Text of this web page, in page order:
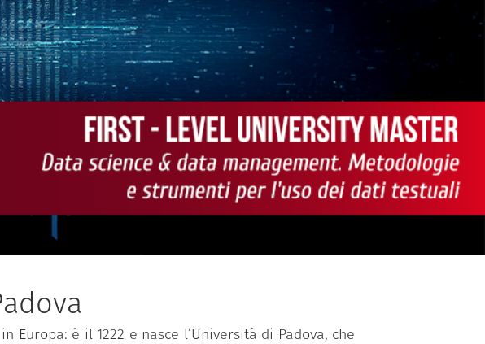
è il 1222 e nasce l’Università di Padova, che